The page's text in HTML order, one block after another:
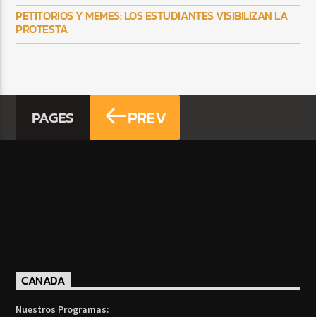
PETITORIOS Y MEMES: LOS ESTUDIANTES VISIBILIZAN LA
PROTESTA
PAGES PREV
CANADA
Nuestros Programas: